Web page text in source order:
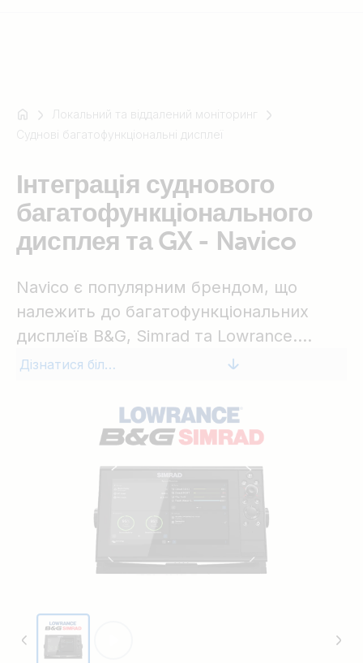
Наприклад
SmartSolar
Orion
SmartShunt
Локальний та віддалений моніторинг
Суднові багатофункціональні дисплеї
Інтеграція суднового
багатофункціонального
дисплея та GX - Navico
Navico є популярним брендом, що
належить до багатофункціональних
дисплеїв B&G, Simrad та Lowrance.
Інтеграція суднового
дозволяє легко підключити
багатофункціональний дисплей до
наприклад, до Cerbo GX або MultiPlus-II
GX з підтримкою GX. Після підключення
ви зможете легко контролювати й
керувати системою енергоживлення
вашого судна безпосередньо з
ще ви можете зробити з нашими
рішеннями для суднової енергетики.
Дізнатися більше